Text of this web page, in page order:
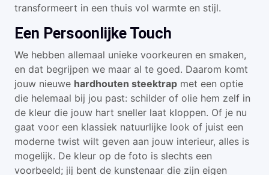
transformeert in een thuis vol warmte en stijl.
Een Persoonlijke Touch
We hebben allemaal unieke voorkeuren en smaken,
en dat begrijpen we maar al te goed. Daarom komt
jouw nieuwe hardhouten steektrap met een optie
die helemaal bij jou past: schilder of olie hem zelf in
de kleur die jouw hart sneller laat kloppen. Of je nu
gaat voor een klassiek natuurlijke look of juist een
moderne twist wilt geven aan jouw interieur, alles is
mogelijk. De kleur op de foto is slechts een
voorbeeld; jij bent de kunstenaar die zijn eigen